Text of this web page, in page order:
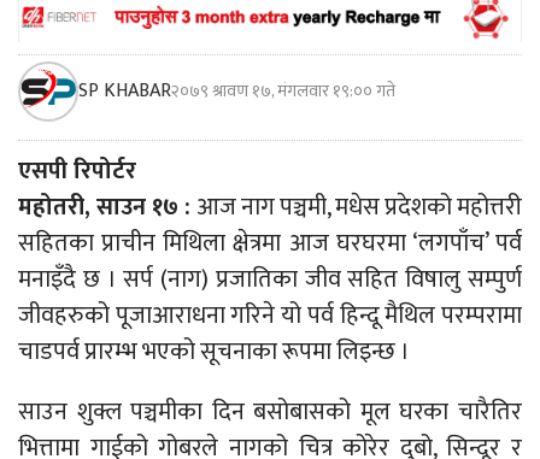
SP KHABAR२०७९ श्रावण १७, मंगलवार १९:०० गते
एसपी रिपोर्टर
महोतरी, साउन १७ : आज नाग पञ्चमी, मधेस प्रदेशको महोत्तरी
सहितका प्राचीन मिथिला क्षेत्रमा आज घरघरमा ‘लगपाँच’ पर्व
मनाइँदै छ । सर्प (नाग) प्रजातिका जीव सहित विषालु सम्पुर्ण
जीवहरुको पूजाआराधना गरिने यो पर्व हिन्दू मैथिल परम्परामा
चाडपर्व प्रारम्भ भएको सूचनाका रूपमा लिइन्छ ।
साउन शुक्ल पञ्चमीका दिन बसोबासको मूल घरका चारैतिर
भित्तामा गाईको गोबरले नागको चित्र कोरेर दुबो, सिन्दूर र